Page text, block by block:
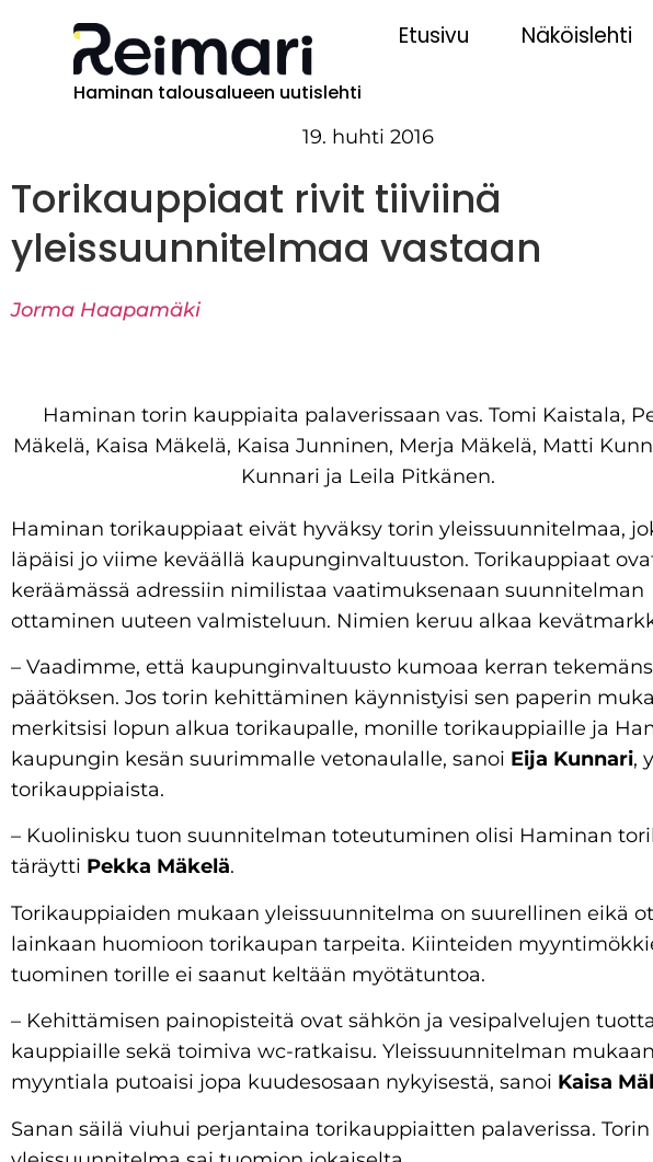
Haminan talousalueen uutislehti
Etusivu Näköislehti
19. huhti 2016
Torikauppiaat rivit tiiviinä
yleissuunnitelmaa vastaan
Jorma Haapamäki
Haminan torin kauppiaita palaverissaan vas. Tomi Kaistala,
Mäkelä, Kaisa Mäkelä, Kaisa Junninen, Merja Mäkelä, Matti
Kunnari ja Leila Pitkänen.
Haminan torikauppiaat eivät hyväksy torin yleissuunnitelmaa,
läpäisi jo viime keväällä kaupunginvaltuuston. Torikauppiaat
keräämässä adressiin nimilistaa vaatimuksenaan suunnitelman
ottaminen uuteen valmisteluun. Nimien keruu alkaa
– Vaadimme, että kaupunginvaltuusto kumoaa kerran
päätöksen. Jos torin kehittäminen käynnistyisi sen paperin
merkitsisi lopun alkua torikaupalle, monille torikauppiaille ja
kaupungin kesän suurimmalle vetonaulalle, sanoi Eija Kunnari,
torikauppiaista.
– Kuolinisku tuon suunnitelman toteutuminen olisi Haminan
täräytti Pekka Mäkelä.
Torikauppiaiden mukaan yleissuunnitelma on suurellinen eikä
lainkaan huomioon torikaupan tarpeita. Kiinteiden
tuominen torille ei saanut keltään myötätuntoa.
– Kehittämisen painopisteitä ovat sähkön ja vesipalvelujen
kauppiaille sekä toimiva wc-ratkaisu. Yleissuunnitelman
myyntiala putoaisi jopa kuudesosaan nykyisestä, sanoi Kaisa
Sanan säilä viuhui perjantaina torikauppiaitten palaverissa. Torin